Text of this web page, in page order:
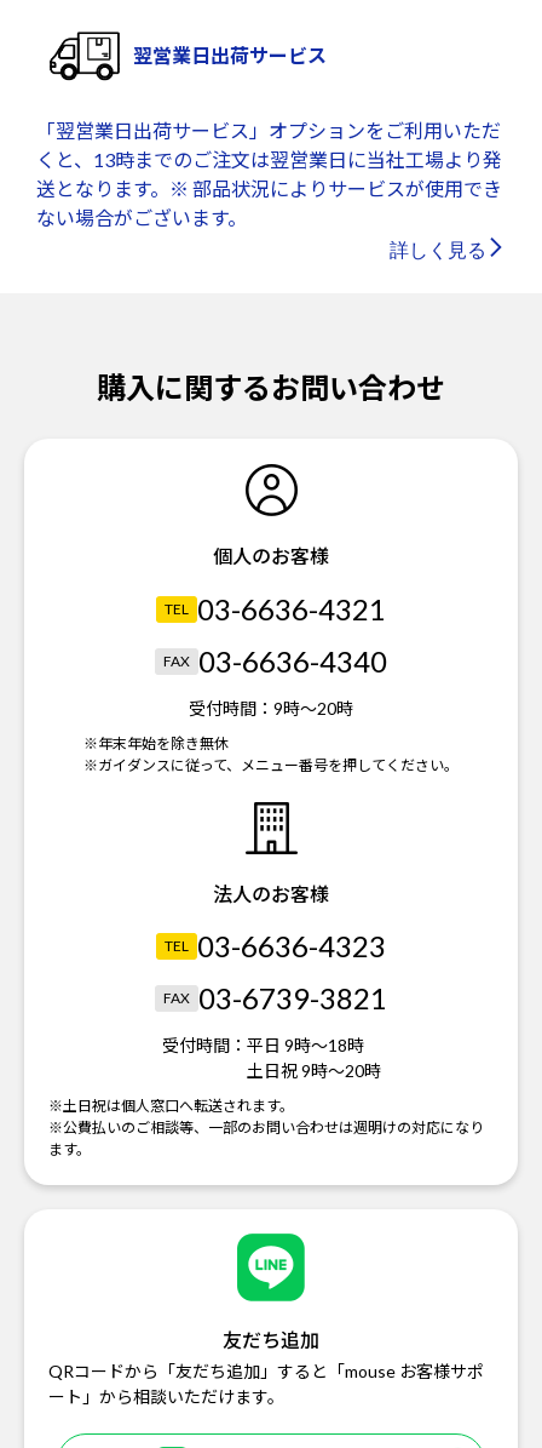
翌営業日出荷サービス
「翌営業日出荷サービス」オプションをご利用いただ
くと、13時までのご注文は翌営業日に当社工場より発
送となります。※ 部品状況によりサービスが使用でき
ない場合がございます。
詳しく見る
購入に関するお問い合わせ
個人のお客様
TEL 03-6636-4321
FAX 03-6636-4340
受付時間： 9時～20時
※年末年始を除き無休
※ガイダンスに従って、メニュー番号を押してください。
法人のお客様
TEL 03-6636-4323
FAX 03-6739-3821
受付時間： 平日 9時～18時
土日祝 9時～20時
※土日祝は個人窓口へ転送されます。
※公費払いのご相談等、一部のお問い合わせは週明けの対応になり
ます。
友だち追加
QRコードから「友だち追加」すると「mouse お客様サポ
ート」から相談いただけます。